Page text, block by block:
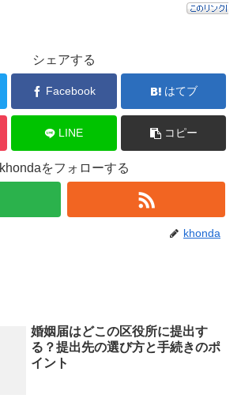
シェアする
Facebook はてブ
LINE コピー
khondaをフォローする
khonda
婚姻届はどこの区役所に提出す
る？提出先の選び方と手続きのポ
イント